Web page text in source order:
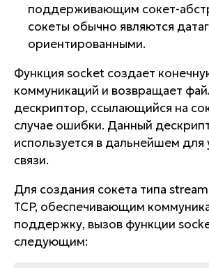
поддерживающим сокет-
сокеты обычно являются
ориентированными.
Функция socket создает
коммуникаций и возвращает
дескриптор, ссылающийся на
случае ошибки. Данный
используется в дальнейшем для
связи.
Для создания сокета типа
TCP, обеспечивающим
поддержку, вызов функции
следующим: